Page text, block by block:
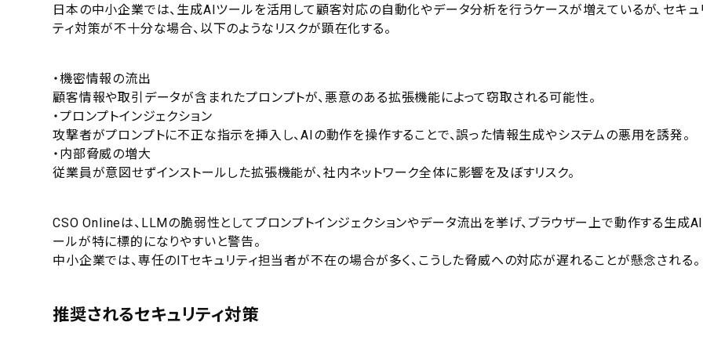
日本の中小企業では、生成AIツールを活用して顧客対応の自動化やデータ分析を行うケースが増えているが、セキュ
ティ対策が不十分な場合、以下のようなリスクが顕在化する。
・機密情報の流出
顧客情報や取引データが含まれたプロンプトが、悪意のある拡張機能によって窃取される可能性。
・プロンプトインジェクション
攻撃者がプロンプトに不正な指示を挿入し、AIの動作を操作することで、誤った情報生成やシステムの悪用を誘発。
・内部脅威の増大
従業員が意図せずインストールした拡張機能が、社内ネットワーク全体に影響を及ぼすリスク。
CSO Onlineは、LLMの脆弱性としてプロンプトインジェクションやデータ流出を挙げ、ブラウザー上で動作する生成
ールが特に標的になりやすいと警告。
中小企業では、専任のITセキュリティ担当者が不在の場合が多く、こうした脅威への対応が遅れることが懸念される。
推奨されるセキュリティ対策